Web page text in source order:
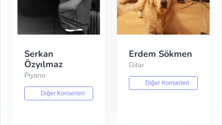
Serkan
Özyılmaz
Piyano
Diğer Konserleri
Erdem Sökmen
Gitar
Diğer Konserleri